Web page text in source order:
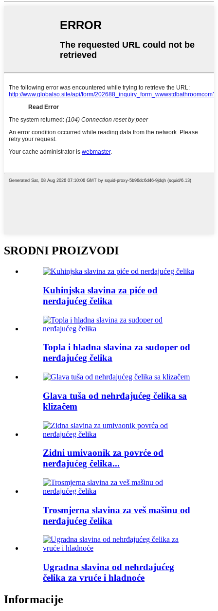
SRODNI PROIZVODI
Kuhinjska slavina za piće od
nerđajućeg čelika
Topla i hladna slavina za sudoper od
nerđajućeg čelika
Glava tuša od nehrđajućeg čelika sa
klizačem
Zidni umivaonik za povrće od
nerđajućeg čelika...
Trosmjerna slavina za veš mašinu od
nerđajućeg čelika
Ugradna slavina od nehrđajućeg
čelika za vruće i hladnoće
Informacije